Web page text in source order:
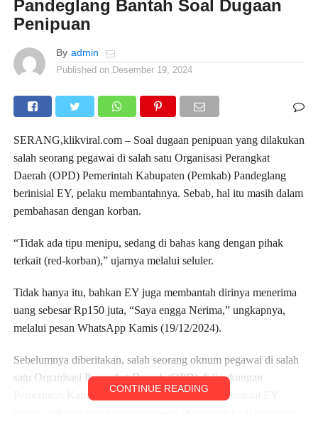
Pandeglang Bantah Soal Dugaan
Penipuan
By admin
Published on Desember 19, 2024
SERANG,klikviral.com – Soal dugaan penipuan yang dilakukan
salah seorang pegawai di salah satu Organisasi Perangkat
Daerah (OPD) Pemerintah Kabupaten (Pemkab) Pandeglang
berinisial EY, pelaku membantahnya. Sebab, hal itu masih dalam
pembahasan dengan korban.
“Tidak ada tipu menipu, sedang di bahas kang dengan pihak
terkait (red-korban),” ujarnya melalui seluler.
Tidak hanya itu, bahkan EY juga membantah dirinya menerima
uang sebesar Rp150 juta, “Saya engga Nerima,” ungkapnya,
melalui pesan WhatsApp Kamis (19/12/2024).
Sebelumnya diberitakan, salah seorang oknum pegawai di salah
satu Organisasi Perangkat Daerah (OPD) di lingkungan
Pemerintah Kabupaten (Pemkab) Pandeglang berinisial EY
CONTINUE READING